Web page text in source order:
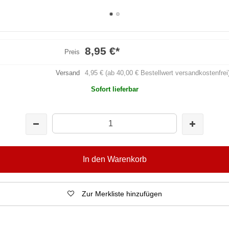
Preis 8,95 €*
Versand 4,95 € (ab 40,00 € Bestellwert
Sofort lieferbar
In den Warenkorb
Zur Merkliste hinzufügen